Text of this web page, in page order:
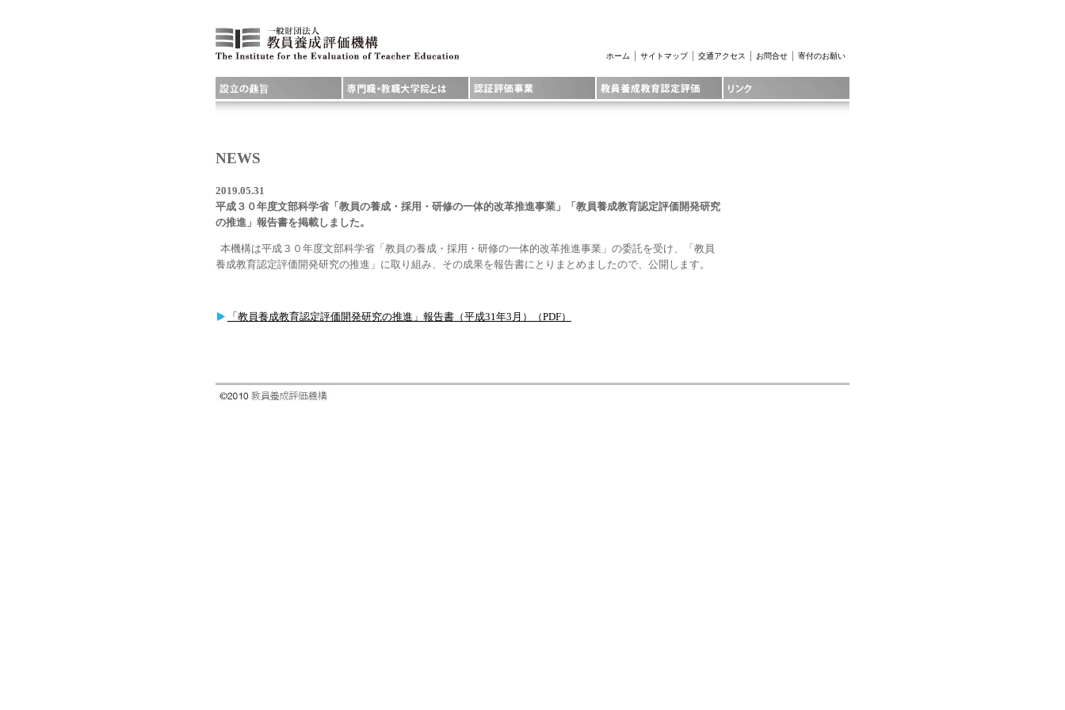
ホーム ｜ サイトマップ｜ 交通アクセス ｜ お問合せ ｜ 寄付のお願い
NEWS
2019.05.31
平成３０年度文部科学省「教員の養成・採用・研修の一体的改革推進事業」「教員養成教育認定評価開発研究
の推進」報告書を掲載しました。
本機構は平成３０年度文部科学省「教員の養成・採用・研修の一体的改革推進事業」の委託を受け、「教員
養成教育認定評価開発研究の推進」に取り組み、その成果を報告書にとりまとめましたので、公開します。
「教員養成教育認定評価開発研究の推進」報告書（平成31年3月）（PDF）